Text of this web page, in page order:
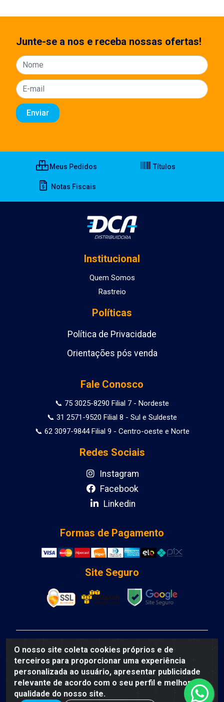
O nosso site coleta cookies próprios e de
terceiros para proporcionar uma experiência
personalizada ao usuário, apresentar publicidade
relevante de acordo com o seu perfil e melhorar a
qualidade do nosso site.
Junte-se a nos e receba nossas ofertas!
Meus Pedidos Títulos
Notas Fiscais
Institucional
Quem Somos
Rastreio
Políticas
Política de Privacidade
Orientações pós venda
Fale Conosco
📞 75 3025-8290 Filial 7 - Nordeste
📞 31 2571-9520 Filial 8 - Sul e Suldeste
📞 62 3097-9844 Filial 9 - Centro-oeste e Norte
Redes Sociais
Instagram
Facebook
Linkedin
Formas de Pagamento
Site Seguro
DCA DISTRIBUIDORA DE COSMETICOS LTDA - AV
DEPUTADO LUIS EDUARDO MAGALHAES, Humildes,
Feira de Santana/BA - CEP 44135-000 - CNPJ:
31.912.909/0001-40